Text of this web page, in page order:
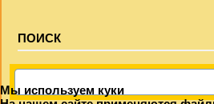
Мы используем куки
ПОИСК